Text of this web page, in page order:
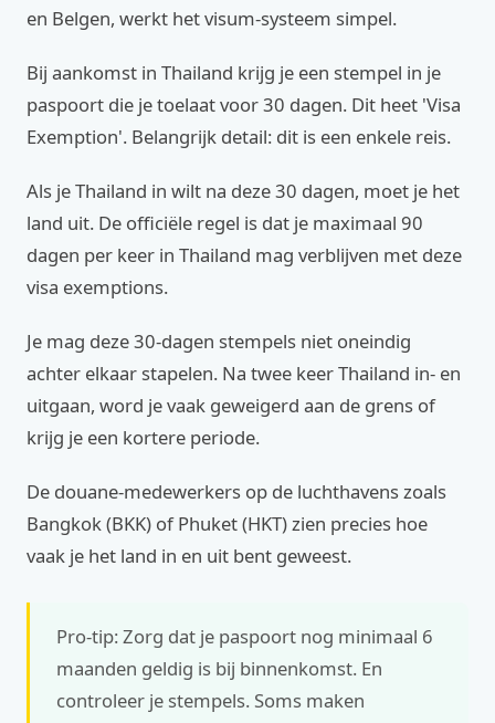
en Belgen, werkt het visum-systeem simpel.
Bij aankomst in Thailand krijg je een stempel in je
paspoort die je toelaat voor 30 dagen. Dit heet 'Visa
Exemption'. Belangrijk detail: dit is een enkele reis.
Als je Thailand in wilt na deze 30 dagen, moet je het
land uit. De officiële regel is dat je maximaal 90
dagen per keer in Thailand mag verblijven met deze
visa exemptions.
Je mag deze 30-dagen stempels niet oneindig
achter elkaar stapelen. Na twee keer Thailand in- en
uitgaan, word je vaak geweigerd aan de grens of
krijg je een kortere periode.
De douane-medewerkers op de luchthavens zoals
Bangkok (BKK) of Phuket (HKT) zien precies hoe
vaak je het land in en uit bent geweest.
Pro-tip: Zorg dat je paspoort nog minimaal 6
maanden geldig is bij binnenkomst. En
controleer je stempels. Soms maken